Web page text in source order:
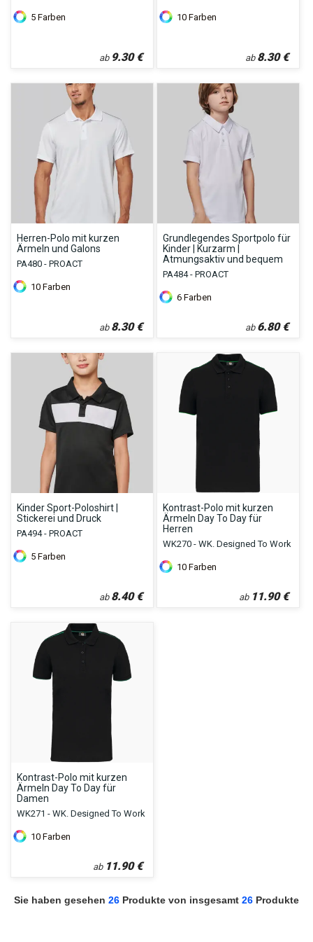
5 Farben
ab 9.30€
10 Farben
ab 8.30€
Herren-Polo mit kurzen
Ärmeln und Galons
PA480 - PROACT
10 Farben
ab 8.30€
Grundlegendes Sportpolo für
Kinder | Kurzarm |
Atmungsaktiv und bequem
PA484 - PROACT
6 Farben
ab 6.80€
Kinder Sport-Poloshirt |
Stickerei und Druck
PA494 - PROACT
5 Farben
ab 8.40€
Kontrast-Polo mit kurzen
Ärmeln Day To Day für
Herren
WK270 - WK. Designed To Work
10 Farben
ab 11.90€
Kontrast-Polo mit kurzen
Ärmeln Day To Day für
Damen
WK271 - WK. Designed To Work
10 Farben
ab 11.90€
Sie haben gesehen 26 Produkte von insgesamt 26 Produkte